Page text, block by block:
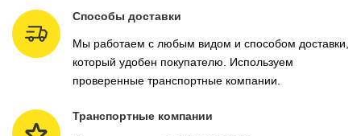
Способы доставки
Мы работаем с любым видом и способом доставки,
который удобен покупателю. Используем
проверенные транспортные компании.
Транспортные компании